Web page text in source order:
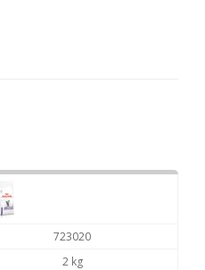
723020
2 kg